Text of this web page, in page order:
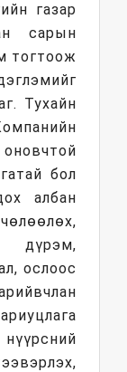
газар
сарын
тогтоож
Тухайн
бол
албан
дүрэм,
ослоос